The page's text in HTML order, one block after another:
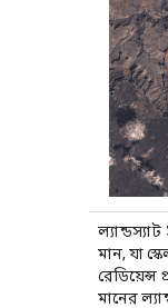
মান, যা
রেডিয়েন্স
মানের